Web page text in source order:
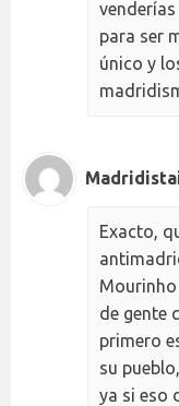
para ser
único y
Exacto,
Mourinho
de gente
primero
su
ya si eso